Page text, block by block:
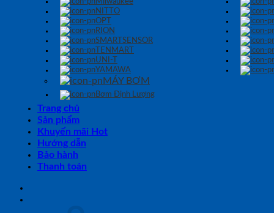
NITTO
OPT
RION
SMARTSENSOR
TENMART
UNI-T
YAMAWA
MÁY BƠM
Bơm Định Lượng
Trang chủ
Sản phẩm
Khuyến mãi Hot
Hướng dẫn
Bảo hành
Thanh toán